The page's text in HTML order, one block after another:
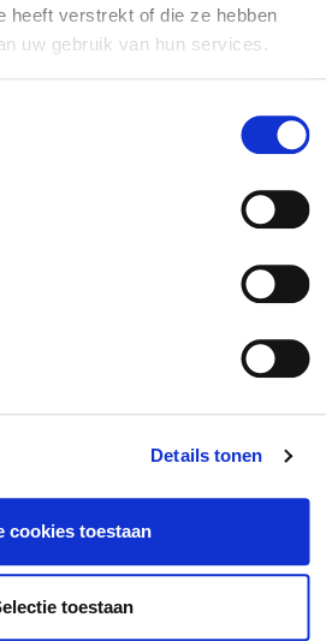
heeft verstrekt of die ze hebben
uw gebruik van hun services.
Details tonen
cookies toestaan
toestaan
products. If you would like
do not hesitate to
the possibilities.